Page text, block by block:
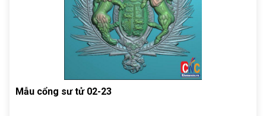
Mẫu cổng sư tử 02-23